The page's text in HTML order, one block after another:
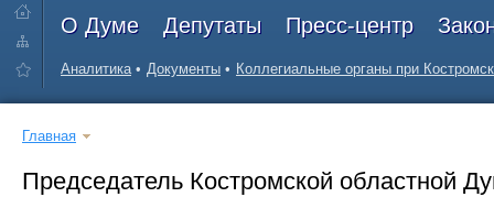
О Думе Депутаты Пресс-центр
Аналитика Документы Коллегиальные органы при
Главная
Председатель Костромской областной